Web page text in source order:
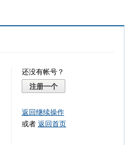
还没有帐号？
注册一个
返回继续操作
或者 返回首页